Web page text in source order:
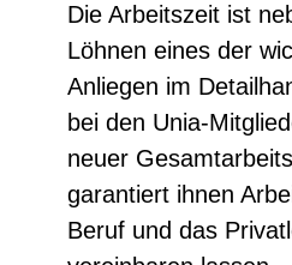
Die Arbeitszeit ist
Löhnen eines der
Anliegen im
bei den Unia-
neuer
garantiert ihnen
Beruf und das